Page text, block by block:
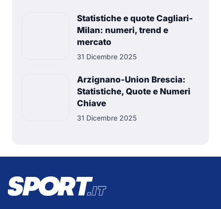
Statistiche e quote Cagliari-
Milan: numeri, trend e
mercato
31 Dicembre 2025
Arzignano-Union Brescia:
Statistiche, Quote e Numeri
Chiave
31 Dicembre 2025